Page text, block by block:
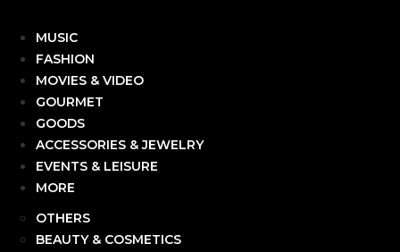
MUSIC
FASHION
MOVIES & VIDEO
GOURMET
GOODS
ACCESSORIES & JEWELRY
EVENTS & LEISURE
MORE
OTHERS
BEAUTY & COSMETICS